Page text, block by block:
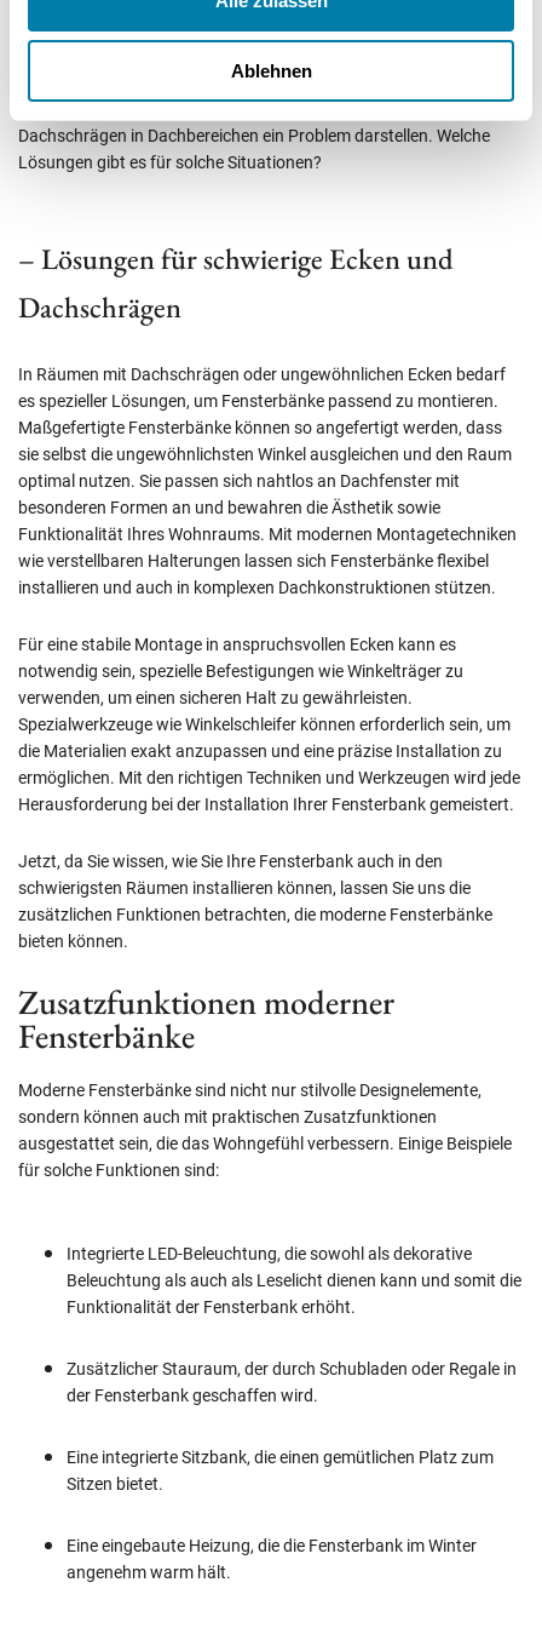
Ablehnen
ansprechend als auch praktisch sein.
Während die Anpassung von Tiefe und Höhe in den meisten Fällen
Dachschrägen in Dachbereichen ein Problem darstellen. Welche
Lösungen gibt es für solche Situationen?
– Lösungen für schwierige Ecken und
Dachschrägen
In Räumen mit Dachschrägen oder ungewöhnlichen Ecken bedarf
es spezieller Lösungen, um Fensterbänke passend zu montieren.
Maßgefertigte Fensterbänke können so angefertigt werden, dass
sie selbst die ungewöhnlichsten Winkel ausgleichen und den Raum
optimal nutzen. Sie passen sich nahtlos an Dachfenster mit
besonderen Formen an und bewahren die Ästhetik sowie
Funktionalität Ihres Wohnraums. Mit modernen Montagetechniken
wie verstellbaren Halterungen lassen sich Fensterbänke flexibel
installieren und auch in komplexen Dachkonstruktionen stützen.
Für eine stabile Montage in anspruchsvollen Ecken kann es
notwendig sein, spezielle Befestigungen wie Winkelträger zu
verwenden, um einen sicheren Halt zu gewährleisten.
Spezialwerkzeuge wie Winkelschleifer können erforderlich sein, um
die Materialien exakt anzupassen und eine präzise Installation zu
ermöglichen. Mit den richtigen Techniken und Werkzeugen wird jede
Herausforderung bei der Installation Ihrer Fensterbank gemeistert.
Jetzt, da Sie wissen, wie Sie Ihre Fensterbank auch in den
schwierigsten Räumen installieren können, lassen Sie uns die
zusätzlichen Funktionen betrachten, die moderne Fensterbänke
bieten können.
Zusatzfunktionen moderner
Fensterbänke
Moderne Fensterbänke sind nicht nur stilvolle Designelemente,
sondern können auch mit praktischen Zusatzfunktionen
ausgestattet sein, die das Wohngefühl verbessern. Einige Beispiele
für solche Funktionen sind:
Integrierte LED-Beleuchtung, die sowohl als dekorative
Beleuchtung als auch als Leselicht dienen kann und somit die
Funktionalität der Fensterbank erhöht.
Zusätzlicher Stauraum, der durch Schubladen oder Regale in
der Fensterbank geschaffen wird.
Eine integrierte Sitzbank, die einen gemütlichen Platz zum
Sitzen bietet.
Eine eingebaute Heizung, die die Fensterbank im Winter
angenehm warm hält.